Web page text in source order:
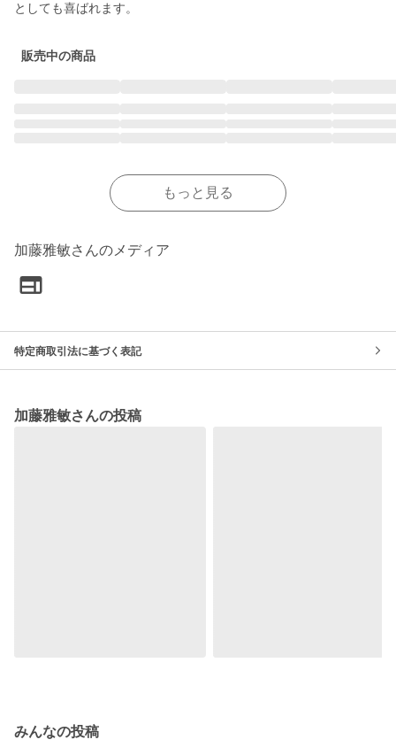
としても喜ばれます。
販売中の商品
もっと見る
加藤雅敏さんのメディア
特定商取引法に基づく表記
加藤雅敏さんの投稿
みんなの投稿